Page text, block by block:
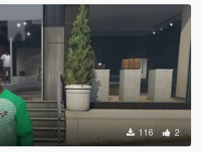
116 2